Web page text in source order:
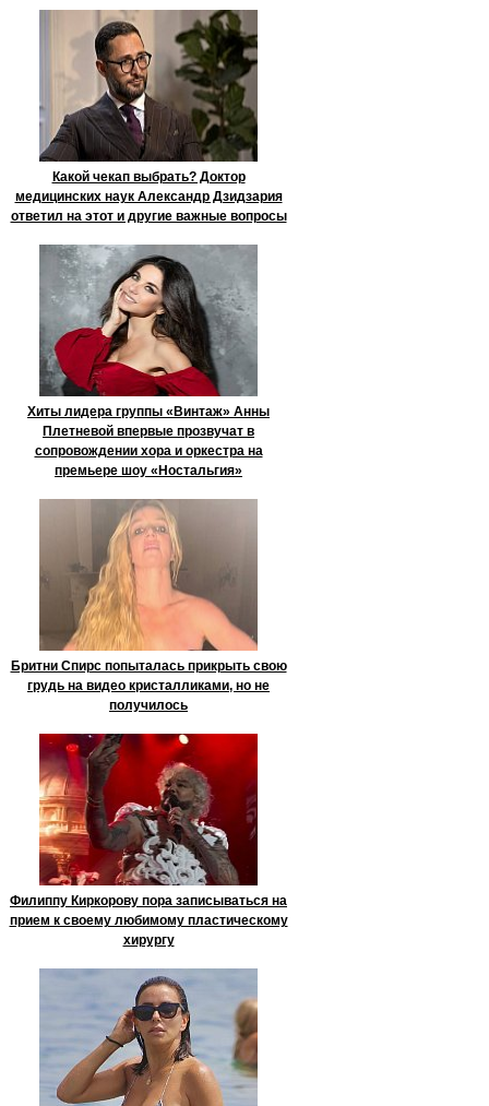
Какой чекап выбрать? Доктор
медицинских наук Александр Дзидзария
ответил на этот и другие важные вопросы
Хиты лидера группы «Винтаж» Анны
Плетневой впервые прозвучат в
сопровождении хора и оркестра на
премьере шоу «Ностальгия»
Бритни Спирс попыталась прикрыть свою
грудь на видео кристалликами, но не
получилось
Филиппу Киркорову пора записываться на
прием к своему любимому пластическому
хирургу